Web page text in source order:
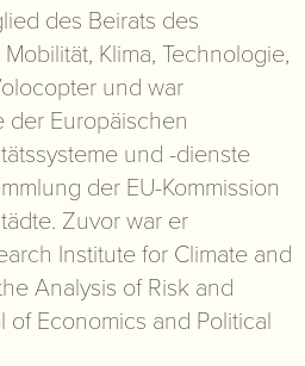
des Beirats des
Klima, Technologie,
und war
Europäischen
und -dienste
der EU-Kommission
Zuvor war er
Institute for Climate and
Analysis of Risk and
Economics and Political